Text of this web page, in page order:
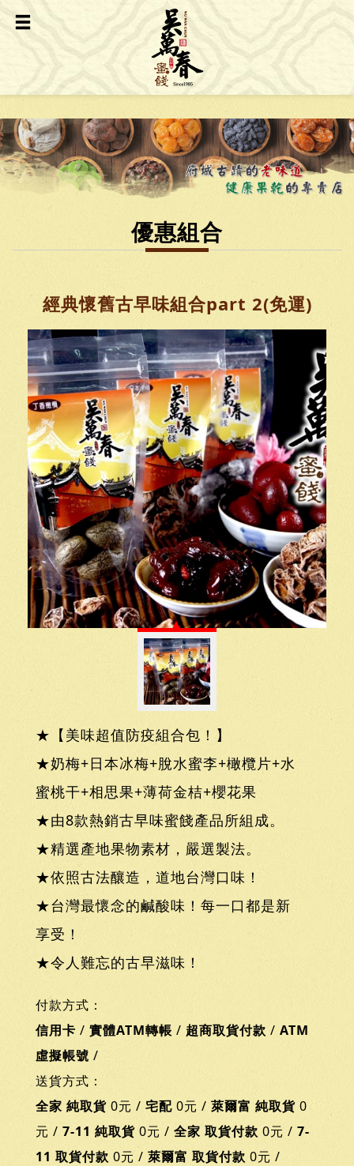
優惠組合
經典懷舊古早味組合part 2(免運)
★【美味超值防疫組合包！】
★奶梅+日本冰梅+脫水蜜李+橄欖片+水
蜜桃干+相思果+薄荷金桔+櫻花果
★由8款熱銷古早味蜜餞產品所組成。
★精選產地果物素材，嚴選製法。
★依照古法釀造，道地台灣口味！
★台灣最懷念的鹹酸味！每一口都是新
享受！
★令人難忘的古早滋味！
付款方式：
信用卡 / 實體ATM轉帳 / 超商取貨付款 / ATM
虛擬帳號 /
送貨方式：
全家 純取貨 0元 / 宅配 0元 / 萊爾富 純取貨 0
元 / 7-11 純取貨 0元 / 全家 取貨付款 0元 / 7-
11 取貨付款 0元 / 萊爾富 取貨付款 0元 /